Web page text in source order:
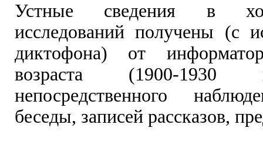
Устные сведения в
исследований получены (с
диктофона) от
возраста (1900-1930
непосредственного
беседы, записей рассказов,